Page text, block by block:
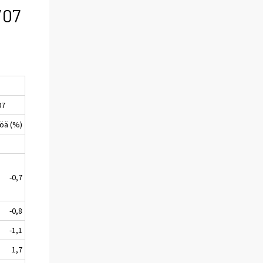
(%)
-0,7
-0,8
-1,1
1,7